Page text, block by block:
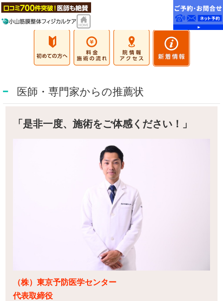
医師・専門家からの推薦状
「是非一度、施術をご体感ください！」
（株）東京予防医学センター
代表取締役